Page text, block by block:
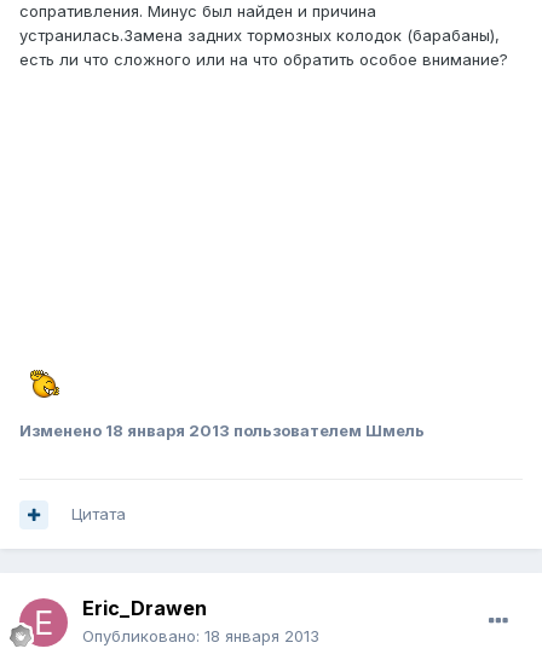
сопративления. Минус был найден и причина
устранилась.Замена задних тормозных колодок (барабаны),
есть ли что сложного или на что обратить особое внимание?
Изменено 18 января 2013 пользователем Шмель
Цитата
Eric_Drawen
Опубликовано: 18 января 2013